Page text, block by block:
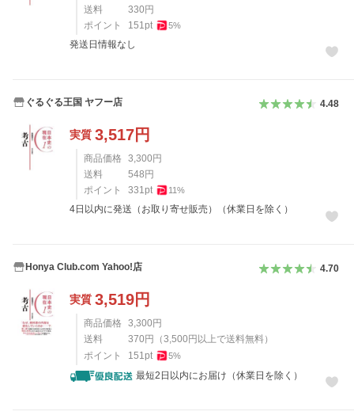
送料
330 円
ポイント
151pt 5%
発送日情報なし
ぐるぐる王国 ヤフー店 4.48
実質 3,517円
商品価格 3,300 円
送料
548 円
ポイント
331pt 11%
4日以内に発送（お取り寄せ販売）（休業日を除く）
Honya Club.com Yahoo!店 4.70
実質 3,519円
商品価格 3,300 円
送料
370 円 （3,500 円以上で送料無料）
ポイント
151pt 5%
最短2日以内にお届け（休業日を除く）